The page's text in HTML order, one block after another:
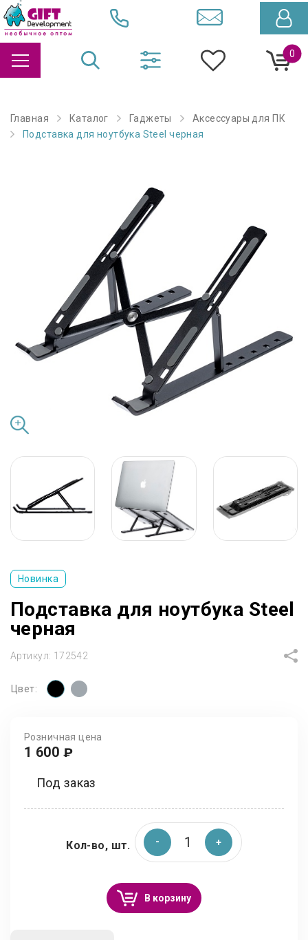
0
Главная Каталог Гаджеты
Аксессуары для ПК
Подставка для ноутбука Steel черная
Новинка
Подставка для ноутбука Steel
черная
Артикул: 172542
Цвет:
Розничная цена
1 600 ₽
Под заказ
Кол-во, шт.
В корзину